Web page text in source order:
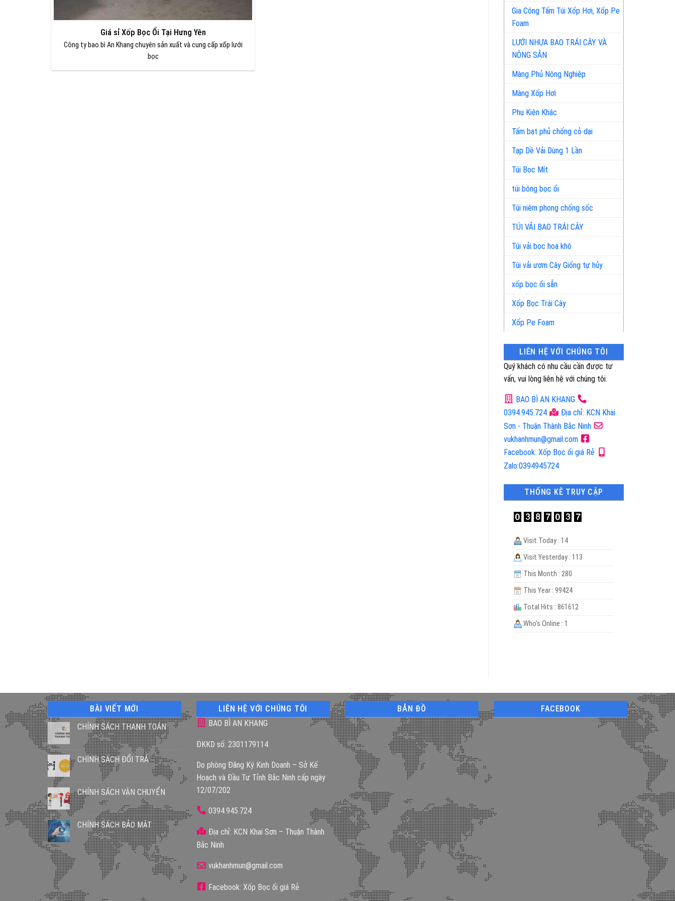
Giá sỉ Xốp Bọc Ổi Tại Hưng Yên
Công ty bao bì An Khang chuyên sản xuất và cung cấp xốp lưới
bọc
Gia Công Tấm Túi Xốp Hơi, Xốp Pe
Foam
LƯỚI NHỰA BAO TRÁI CÂY VÀ
NÔNG SẢN
Màng Phủ Nông Nghiệp
Màng Xốp Hơi
Phụ Kiện Khác
Tấm bạt phủ chống cỏ dại
Tạp Dề Vải Dùng 1 Lần
Túi Bọc Mít
túi bóng bọc ổi
Túi niêm phong chống sốc
TÚI VẢI BAO TRÁI CÂY
Túi vải bọc hoa khô
Túi vải ươm Cây Giống tự hủy
xốp bọc ổi sẵn
Xốp Bọc Trái Cây
Xốp Pe Foam
LIÊN HỆ VỚI CHÚNG TÔI
Quý khách có nhu cầu cần được tư
vấn, vui lòng liên hệ với chúng tôi.
BAO BÌ AN KHANG
0394.945.724
Địa chỉ: KCN Khai
Sơn - Thuận Thành Bắc Ninh
vukhanhmun@gmail.com
Facebook: Xốp Bọc ổi giá Rẻ
Zalo:0394945724
THỐNG KÊ TRUY CẬP
Visit Today : 14
Visit Yesterday : 113
This Month : 280
This Year : 99424
Total Hits : 861612
Who's Online : 1
BÀI VIẾT MỚI
CHÍNH SÁCH THANH TOÁN
CHÍNH SÁCH ĐỔI TRẢ
CHÍNH SÁCH VẬN CHUYỂN
CHÍNH SÁCH BẢO MẬT
LIÊN HỆ VỚI CHÚNG TÔI
BAO BÌ AN KHANG
ĐKKD số: 2301179114
Do phòng Đăng Ký Kinh Doanh – Sở Kế
Hoạch và Đầu Tư Tỉnh Bắc Ninh cấp ngày
12/07/202
0394.945.724
Địa chỉ: KCN Khai Sơn – Thuận Thành
Bắc Ninh
vukhanhmun@gmail.com
Facebook: Xốp Bọc ổi giá Rẻ
BẢN ĐỒ FACEBOOK